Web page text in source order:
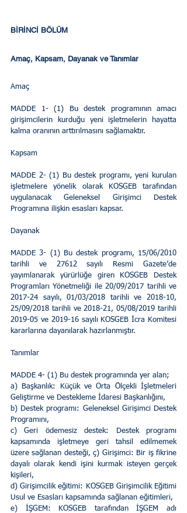
BİRİNCİ BÖLÜM
Amaç, Kapsam, Dayanak ve Tanımlar
Amaç
MADDE 1- (1) Bu destek programının amacı
girişimcilerin kurduğu yeni işletmelerin hayatta
kalma oranının arttırılmasını sağlamaktır.
Kapsam
MADDE 2- (1) Bu destek programı, yeni kurulan
işletmelere yönelik olarak KOSGEB tarafından
uygulanacak Geleneksel Girişimci Destek
Programına ilişkin esasları kapsar.
Dayanak
MADDE 3- (1) Bu destek programı, 15/06/2010
tarihli ve 27612 sayılı Resmi Gazete’de
yayımlanarak yürürlüğe giren KOSGEB Destek
Programları Yönetmeliği ile 20/09/2017 tarihli ve
2017-24 sayılı, 01/03/2018 tarihli ve 2018-10,
25/09/2018 tarihli ve 2018-21, 05/08/2019 tarihli
2019-05 ve 2019-16 sayılı KOSGEB İcra Komitesi
kararlarına dayanılarak hazırlanmıştır.
Tanımlar
MADDE 4- (1) Bu destek programında yer alan;
a) Başkanlık: Küçük ve Orta Ölçekli İşletmeleri
Geliştirme ve Destekleme İdaresi Başkanlığını,
b) Destek programı: Geleneksel Girişimci Destek
Programını,
c) Geri ödemesiz destek: Destek programı
kapsamında işletmeye geri tahsil edilmemek
üzere sağlanan desteği, ç) Girişimci: Bir iş fikrine
dayalı olarak kendi işini kurmak isteyen gerçek
kişileri,
d) Girişimcilik eğitimi: KOSGEB Girişimcilik Eğitimi
Usul ve Esasları kapsamında sağlanan eğitimleri,
e) İŞGEM: KOSGEB tarafından İŞGEM adı